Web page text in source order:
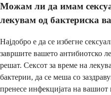
Можам ли да имам
лекувам од бактериска
Најдобро е да се избегне
завршите вашето антибиотско
решат. Сексот за време на
бактерии, да се меша со
пренесе инфекцијата на вашиот